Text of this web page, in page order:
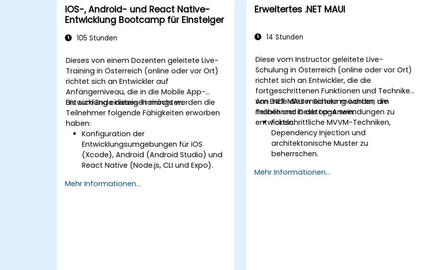
iOS-, Android- und React Native-
Entwicklung Bootcamp für Einsteiger
105 Stunden
Dieses von einem Dozenten geleitete Live-
Training in Österreich (online oder vor Ort)
richtet sich an Entwickler auf
Anfängerniveau, die in die Mobile App-
Entwicklung einsteigen möchten.
Bis zum Ende dieses Trainings werden die
Teilnehmer folgende Fähigkeiten erworben
haben:
Konfiguration der
Entwicklungsumgebungen für iOS
(Xcode), Android (Android Studio) und
React Native (Node.js, CLI und Expo).
Unterschiede zwischen nativer und
Mehr Informationen...
Erweitertes .NET MAUI
14 Stunden
Diese vom Instructor geleitete Live-
Schulung in Österreich (online oder vor Ort)
richtet sich an Entwickler, die die
fortgeschrittenen Funktionen und Techniken
von .NET MAUI meistern möchten, um
mobile und Desktop-Anwendungen zu
entwickeln.
Am Ende dieser Schulung werden die
Teilnehmer in der Lage sein:
Fortschrittliche MVVM-Techniken,
Dependency Injection und
architektonische Muster zu
beherrschen.
und zu erweitern.
Mehr Informationen...